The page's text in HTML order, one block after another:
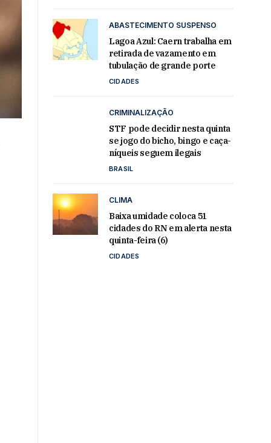
ABASTECIMENTO SUSPENSO
Lagoa Azul: Caern trabalha em
retirada de vazamento em
tubulação de grande porte
CIDADES
CRIMINALIZAÇÃO
STF pode decidir nesta quinta
se jogo do bicho, bingo e caça-
níqueis seguem ilegais
BRASIL
CLIMA
Baixa umidade coloca 51
cidades do RN em alerta nesta
quinta-feira (6)
CIDADES